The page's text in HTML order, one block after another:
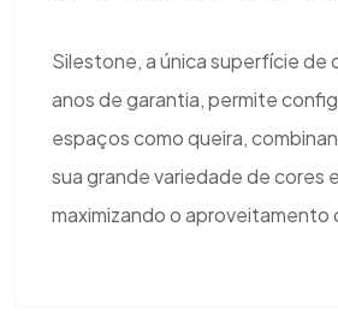
Silestone, a única superfície de
anos de garantia, permite
espaços como queira,
sua grande variedade de cores
maximizando o aproveitamento